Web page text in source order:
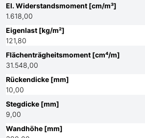
El. Widerstandsmoment [cm/m³]
1.618,00
Eigenlast [kg/m²]
121,80
Flächenträgheitsmoment [cm⁴/m]
31.548,00
Rückendicke [mm]
10,00
Stegdicke [mm]
9,00
Wandhöhe [mm]